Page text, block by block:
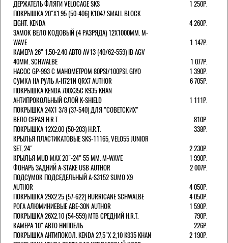
ДЕРЖАТЕЛЬ ФЛЯГИ VELOCAGE SKS
1 250Р.
ПОКРЫШКА 20"Х1.95 (50-406) K1047 SMALL BLOCK
EIGHT. KENDA
4 260Р.
ЗАМОК ВЕЛО КОДОВЫЙ (4 РАЗРЯДА) 12Х1000ММ. M-
WAVE
1 147Р.
КАМЕРА 26" 1.50-2.40 АВТО AV13 (40/62-559) IB AGV
40MM. SCHWALBE
1 077Р.
НАСОС GP-993 С МАНОМЕТРОМ 80PSI/100PSI. GIYO
1 390Р.
СУМКА НА РУЛЬ A-H721N QRX7 AUTHOR
6 705Р.
ПОКРЫШКА KENDA 700Х35С K935 KHAN
АНТИПРОКОЛЬНЫЙ СЛОЙ K-SHIELD
1 111Р.
ПОКРЫШКА 24X1 3/8 (37-540) ДЛЯ "СОВЕТСКИХ"
ВЕЛО СЕРАЯ H.R.T.
810Р.
ПОКРЫШКА 12X2.00 (50-203) H.R.T.
338Р.
КРЫЛЬЯ ПЛАСТИКАТОВЫЕ SKS-11165, VELO55 JUNIOR
SET, 24"
2 230Р.
КРЫЛЬЯ MUD MAX 20"-24" 55 ММ. M-WAVE
1 990Р.
ФОНАРЬ ЗАДНИЙ A-STAKE USB AUTHOR
2 007Р.
ПОДСУМОК ПОДСЕДЕЛЬНЫЙ A-S3152 SUMO X9
AUTHOR
4 050Р.
ПОКРЫШКА 29X2.25 (57-622) HURRICANE SCHWALBE
4 050Р.
РОГА АЛЮМИНИЕВЫЕ ABE-30N AUTHOR
1 590Р.
ПОКРЫШКА 26X2.10 (54-559) MTB СРЕДНИЙ H.R.T.
790Р.
КАМЕРА 10" АВТО НИППЕЛЬ
226Р.
ПОКРЫШКА АНТИПОКОЛ. KENDA 27,5"Х 2,10 K935 KHAN
2 190Р.